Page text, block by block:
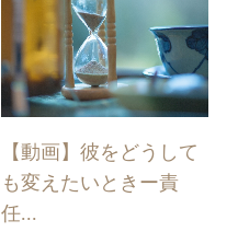
【動画】彼をどうして
も変えたいときー責
任...